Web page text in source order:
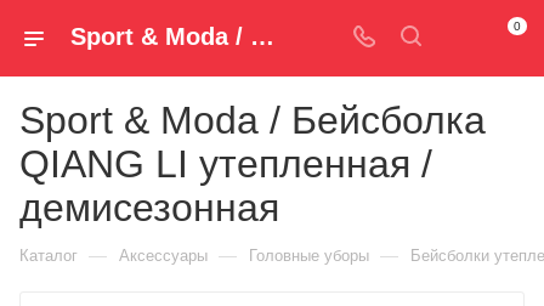
Sport & Moda / Бейсболка QIANG LI утепленная / демисезонная 0601-24 — купить за 790 руб. ₽ в Spm-Shop.ru | Хумтто.РФ - Спорт+Мода 0
Sport & Moda / Бейсболка
QIANG LI утепленная /
демисезонная
Каталог — Аксессуары — Головные уборы — Бейсболки